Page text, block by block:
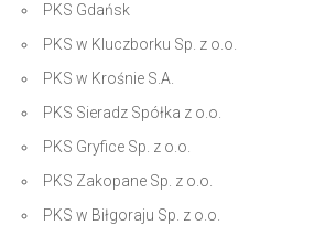
PKS Gdańsk
PKS w Kluczborku Sp. z o.o.
PKS w Krośnie S.A.
PKS Sieradz Spółka z o.o.
PKS Gryfice Sp. z o.o.
PKS Zakopane Sp. z o.o.
PKS w Biłgoraju Sp. z o.o.